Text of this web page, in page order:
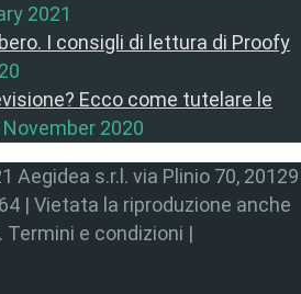
2021
I consigli di lettura di Proofy
Ecco come tutelare le
November 2020
Aegidea s.r.l. via Plinio 70, 20129
| Vietata la riproduzione anche
e condizioni |